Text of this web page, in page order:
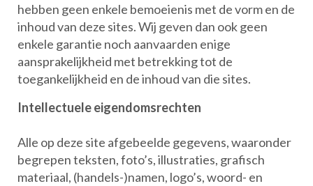
hebben geen enkele bemoeienis met de vorm en de
inhoud van deze sites. Wij geven dan ook geen
enkele garantie noch aanvaarden enige
aansprakelijkheid met betrekking tot de
toegankelijkheid en de inhoud van die sites.
Intellectuele eigendomsrechten
Alle op deze site afgebeelde gegevens, waaronder
begrepen teksten, foto’s, illustraties, grafisch
materiaal, (handels-)namen, logo’s, woord- en